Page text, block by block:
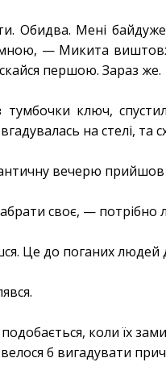
Обидва. Мені
мною, — Микита
першою. Зараз же.
тумбочки ключ,
на стелі,
вечерю прийшов
своє, — потрібно
Це до поганих людей
коли їх
б вигадувати